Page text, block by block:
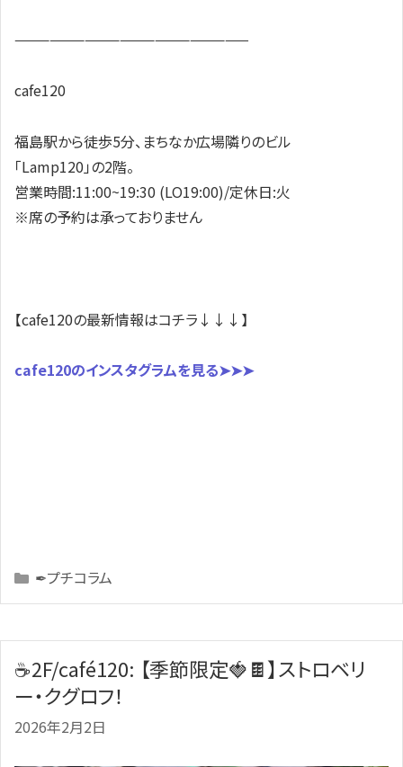
————————————————————
cafe120
福島駅から徒歩5分、まちなか広場隣りのビル
「Lamp120」の2階。
営業時間:11:00~19:30 (LO19:00)/定休日:火
※席の予約は承っておりません
【cafe120の最新情報はコチラ↓↓↓】
cafe120のインスタグラムを見る➤➤➤
Categories
✒プチコラム
☕2F/café120: 【季節限定🍓🍫】ストロベリ
ー・クグロフ！
2026年2月2日